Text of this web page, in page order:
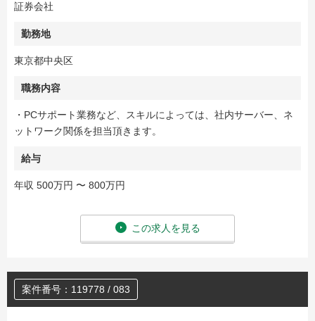
証券会社
勤務地
東京都中央区
職務内容
・PCサポート業務など、スキルによっては、社内サーバー、ネ
ットワーク関係を担当頂きます。
給与
年収 500万円 〜 800万円
この求人を見る
案件番号：119778 / 083